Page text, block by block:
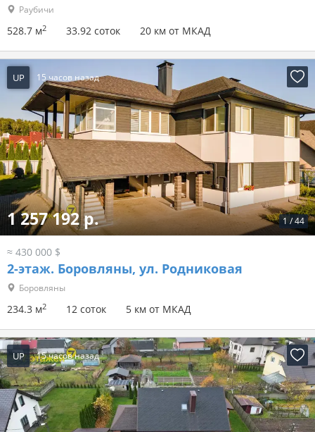
Раубичи
528.7 м2 33.92 соток 20 км от МКАД
UP 15 часов назад
1/44
1 257 192 р.
≈ 430 000 $
2-этаж. Боровляны, ул. Родниковая
Боровляны
234.3 м2 12 соток 5 км от МКАД
UP 15 часов назад